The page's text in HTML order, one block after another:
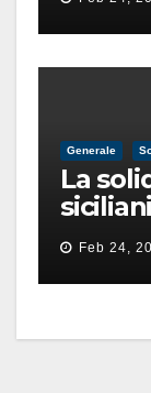
finita
Generale
La
difeso
Feb 24,